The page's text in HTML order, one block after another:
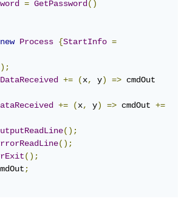
= GetPassword ()
new Process {StartInfo =
+= (x, y) =>
+= (x, y) => cmdOut +=
();
();
();
;